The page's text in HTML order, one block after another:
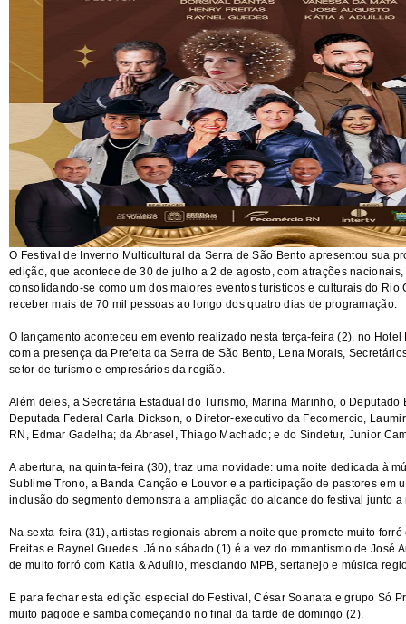
O Festival de Inverno Multicultural da Serra de São Bento apresentou sua
edição, que acontece de 30 de julho a 2 de agosto, com atrações
consolidando-se como um dos maiores eventos turísticos e culturais do Rio
receber mais de 70 mil pessoas ao longo dos quatro dias de programação.
O lançamento aconteceu em evento realizado nesta terça-feira (2), no
com a presença da Prefeita da Serra de São Bento, Lena Morais,
setor de turismo e empresários da região.
Além deles, a Secretária Estadual do Turismo, Marina Marinho, o Deputado
Deputada Federal Carla Dickson, o Diretor-executivo da Fecomercio,
RN, Edmar Gadelha; da Abrasel, Thiago Machado; e do Sindetur, Junior
A abertura, na quinta-feira (30), traz uma novidade: uma noite dedicada à
Sublime Trono, a Banda Canção e Louvor e a participação de pastores em
inclusão do segmento demonstra a ampliação do alcance do festival junto
Na sexta-feira (31), artistas regionais abrem a noite que promete muito
Freitas e Raynel Guedes. Já no sábado (1) é a vez do romantismo de José
de muito forró com Katia & Aduílio, mesclando MPB, sertanejo e música
E para fechar esta edição especial do Festival, César Soanata e grupo Só
muito pagode e samba começando no final da tarde de domingo (2).